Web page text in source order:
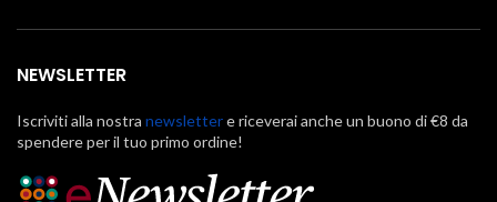
NEWSLETTER
Iscriviti alla nostra newslettere riceverai anche un buono di €8 da
spendere per il tuo primo ordine!